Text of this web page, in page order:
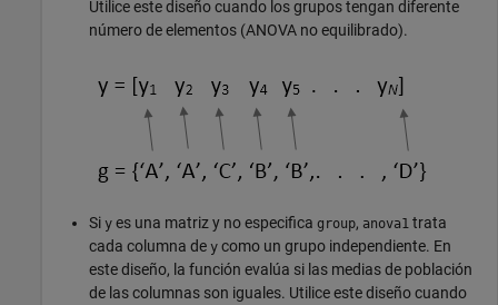
Utilice este diseño cuando los grupos tengan diferente
número de elementos (ANOVA no equilibrado).
Si y es una matriz y no especifica group, anova1 trata
cada columna de y como un grupo independiente. En
este diseño, la función evalúa si las medias de población
de las columnas son iguales. Utilice este diseño cuando